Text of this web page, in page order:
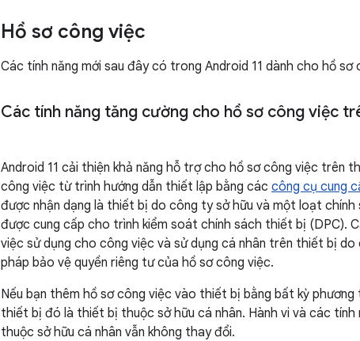
Hồ sơ công việc
Các tính năng mới sau đây có trong Android 11 dành cho hồ sơ
Các tính năng tăng cường cho hồ sơ công việc
Android 11 cải thiện khả năng hỗ trợ cho hồ sơ công việc trên
công việc từ trình hướng dẫn thiết lập bằng các công cụ cung
được nhận dạng là thiết bị do công ty sở hữu và một loạt
được cung cấp cho trình kiểm soát chính sách thiết bị (DPC).
việc sử dụng cho công việc và sử dụng cá nhân trên thiết bị
pháp bảo vệ quyền riêng tư của hồ sơ công việc.
Nếu bạn thêm hồ sơ công việc vào thiết bị bằng bất kỳ phương
thiết bị đó là thiết bị thuộc sở hữu cá nhân. Hành vi và các
thuộc sở hữu cá nhân vẫn không thay đổi.